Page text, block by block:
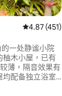
從 451 則
4.87 (451)
一处静谧小院
柚木小屋，已有
薄，隔音效果有